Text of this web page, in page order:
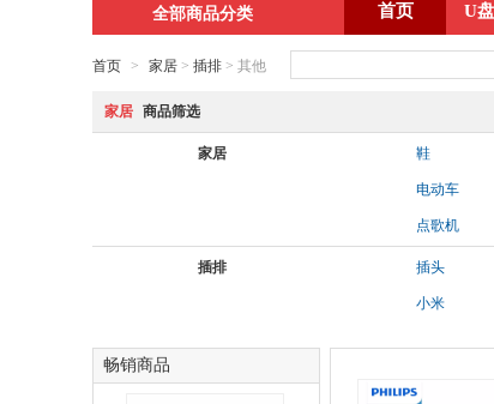
全部商品分类 首页 U
首页 > 家居 > 插排 > 其他
家居 商品筛选
家居 鞋
电动车
点歌机
插排 插头
小米
畅销商品